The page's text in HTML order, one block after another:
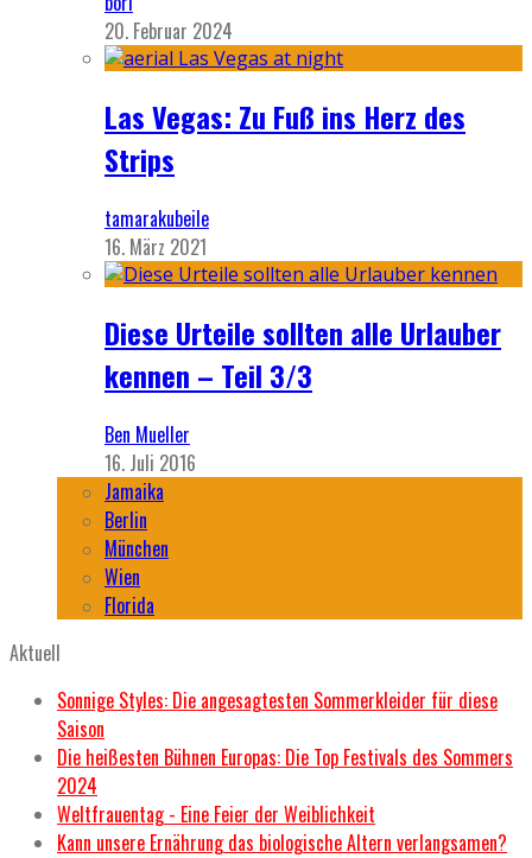
20. Februar 2024
Las Vegas: Zu Fuß ins Herz des
Strips
tamarakubeile
16. März 2021
Diese Urteile sollten alle Urlauber
kennen – Teil 3/3
Ben Mueller
16. Juli 2016
Jamaika
Berlin
München
Wien
Florida
Aktuell
Sonnige Styles: Die angesagtesten Sommerkleider für diese
Saison
Die heißesten Bühnen Europas: Die Top Festivals des Sommers
2024
Weltfrauentag - Eine Feier der Weiblichkeit
Kann unsere Ernährung das biologische Altern verlangsamen?